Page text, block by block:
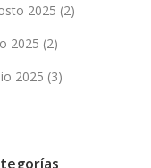
2025 (2)
2025 (2)
2025 (3)